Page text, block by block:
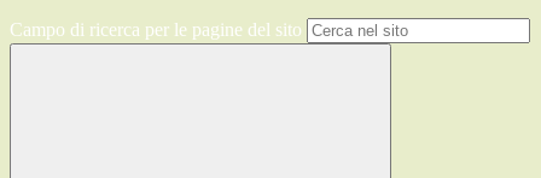
Campo di ricerca per le pagine del sito